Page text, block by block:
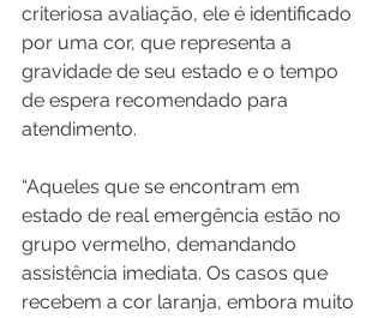
criteriosa avaliação, ele é identificado
por uma cor, que representa a
gravidade de seu estado e o tempo
de espera recomendado para
atendimento.
“Aqueles que se encontram em
estado de real emergência estão no
grupo vermelho, demandando
assistência imediata. Os casos que
recebem a cor laranja, embora muito